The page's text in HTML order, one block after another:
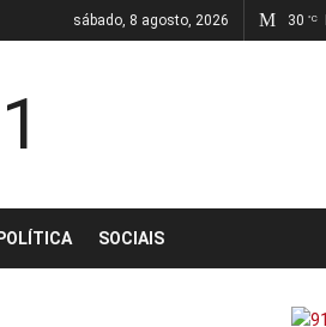
sábado, 8 agosto, 2026 30 °C
POLÍTICA SOCIAIS